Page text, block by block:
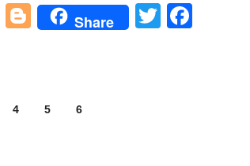
Li
Bl
er
Share
T
4 5 6